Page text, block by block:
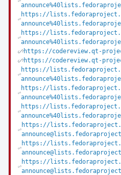
https://
https://
https://codereview.qt-
https://codereview.qt-
https://
https://
https://
https://
https://
https://